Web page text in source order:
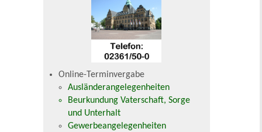
Online-Terminvergabe
Ausländerangelegenheiten
Beurkundung Vaterschaft, Sorge
und Unterhalt
Gewerbeangelegenheiten